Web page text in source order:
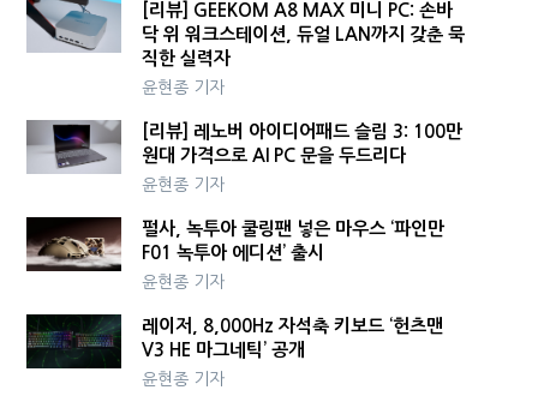
[리뷰] GEEKOM A8 MAX 미니 PC: 손바
닥 위 워크스테이션, 듀얼 LAN까지 갖춘 묵
직한 실력자
윤현종 기자
[리뷰] 레노버 아이디어패드 슬림 3: 100만
원대 가격으로 AI PC 문을 두드리다
윤현종 기자
펄사, 녹투아 쿨링팬 넣은 마우스 ‘파인만
F01 녹투아 에디션’ 출시
윤현종 기자
레이저, 8,000Hz 자석축 키보드 ‘헌츠맨
V3 HE 마그네틱’ 공개
윤현종 기자